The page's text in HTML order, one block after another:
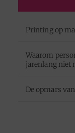
Printing op
Waarom
jarenlang niet
De opmars